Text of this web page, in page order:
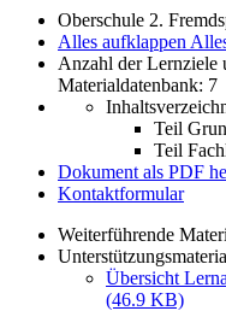
Oberschule 2.
Alles aufklappen
Anzahl der Lernziele
Materialdatenbank: 7
Teil
Teil
Dokument als PDF
Kontaktformular
Weiterführende
Übersicht
(46.9 KB)